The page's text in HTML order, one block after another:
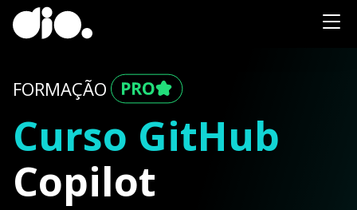
FORMAÇÃO
Curso GitHub
Copilot